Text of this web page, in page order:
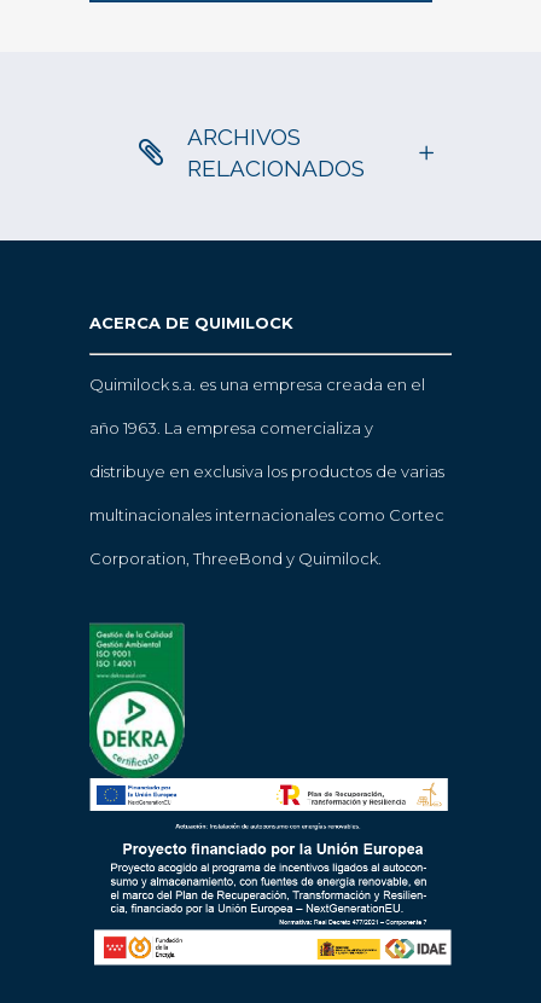
ARCHIVOS
RELACIONADOS
ACERCA DE QUIMILOCK
Quimilock s.a. es una empresa creada en el
año 1963. La empresa comercializa y
distribuye en exclusiva los productos de varias
multinacionales internacionales como Cortec
Corporation, ThreeBond y Quimilock.